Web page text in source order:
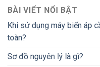
BÀI VIẾT NỔI BẬT
Khi sử dụng máy biến áp
toàn?
Sơ đồ nguyên lý là gì?